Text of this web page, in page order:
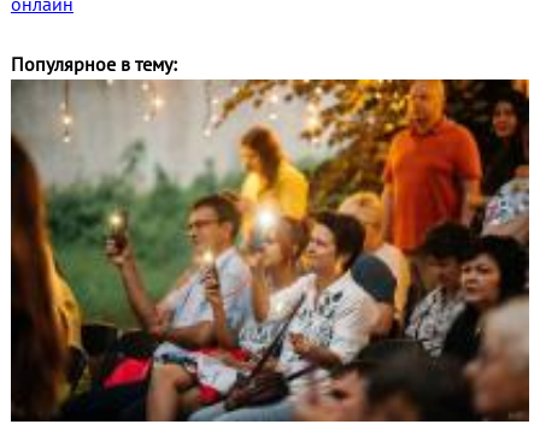
Популярное в тему: